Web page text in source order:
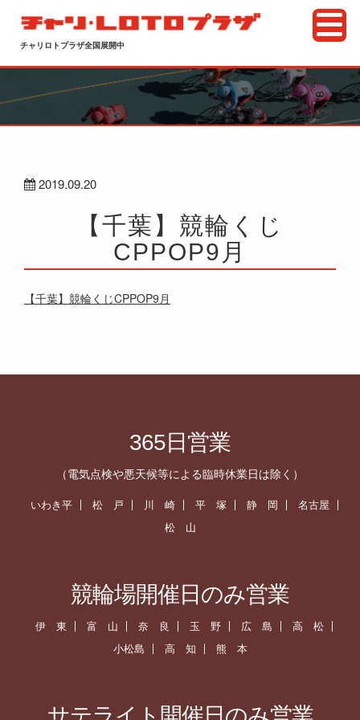
チャリロトプラザ全国展開中
2019.09.20
【千葉】競輪くじ
CPPOP9月
【千葉】競輪くじCPPOP9月
365日営業
（電気点検や悪天候等による臨時休業日は除く）
いわき平 松 戸 川 崎 平 塚 静 岡
名古屋
松 山
競輪場開催日のみ営業
伊 東 富 山 奈 良 玉 野 広 島
高 松
小松島
高 知 熊 本